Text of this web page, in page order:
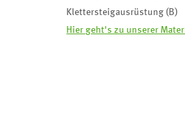
Klettersteigausrüstung (B)
Hier geht's zu unserer